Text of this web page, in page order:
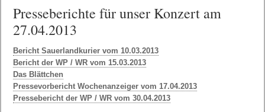
Presseberichte für unser Konzert am
27.04.2013
Bericht Sauerlandkurier vom 10.03.2013
Bericht der WP / WR vom 15.03.2013
Das Blättchen
Pressevorbericht Wochenanzeiger vom 17.04.2013
Pressebericht der WP / WR vom 30.04.2013